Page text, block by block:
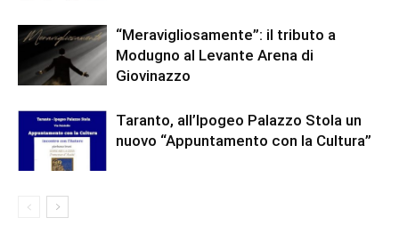
“Meravigliosamente”: il tributo a
Modugno al Levante Arena di
Giovinazzo
Taranto, all’Ipogeo Palazzo Stola un
nuovo “Appuntamento con la Cultura”